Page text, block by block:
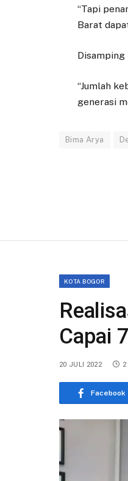
“Tapi
Barat
Disamping
“Jumlah
generasi
Bima Arya
KOTA BOGOR
Capai
20 JULI 2022 2
Facebook